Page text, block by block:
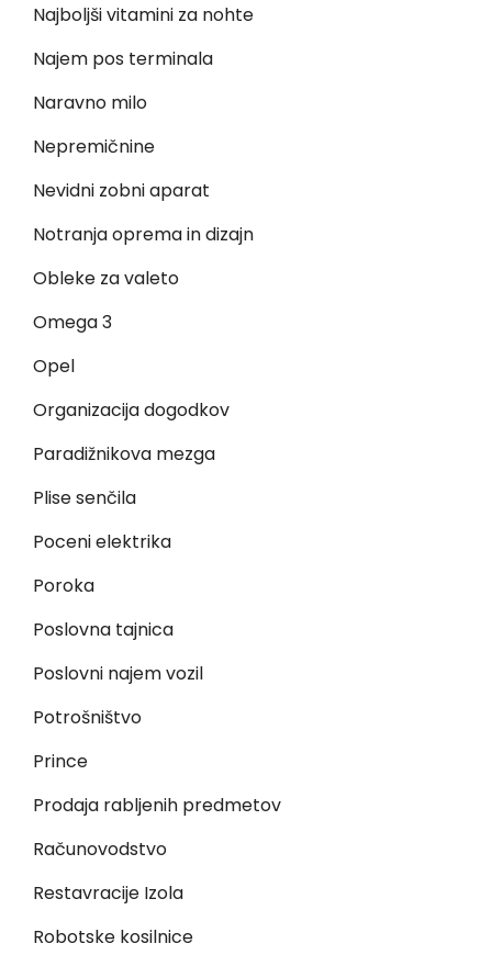
Najboljši vitamini za nohte
Najem pos terminala
Naravno milo
Nepremičnine
Nevidni zobni aparat
Notranja oprema in dizajn
Obleke za valeto
Omega 3
Opel
Organizacija dogodkov
Paradižnikova mezga
Plise senčila
Poceni elektrika
Poroka
Poslovna tajnica
Poslovni najem vozil
Potrošništvo
Prince
Prodaja rabljenih predmetov
Računovodstvo
Restavracije Izola
Robotske kosilnice